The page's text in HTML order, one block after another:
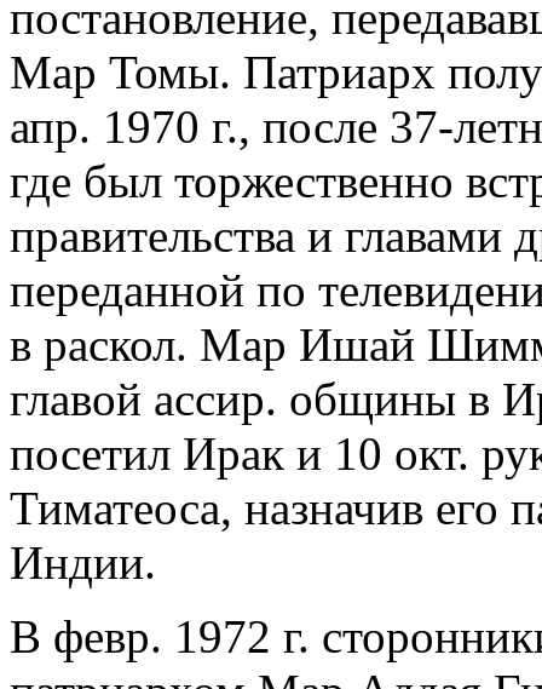
постановление,
Мар Томы. Патриарх
апр. 1970 г., после 37-
где был торжественно
правительства и
переданной по
в раскол. Мар Ишай
главой ассир. общины в
посетил Ирак и 10 окт.
Тиматеоса, назначив его
Индии.
В февр. 1972 г.